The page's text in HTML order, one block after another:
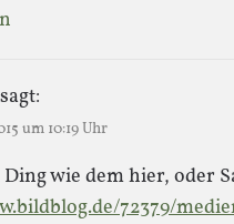
sagt:
um 10:19 Uhr
wie dem hier, oder
72379/